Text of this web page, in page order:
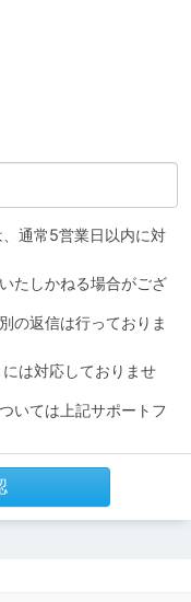
通常5営業日以内に対
たしかねる場合がござ
の返信は行っておりま
は対応しておりませ
いては上記サポートフ